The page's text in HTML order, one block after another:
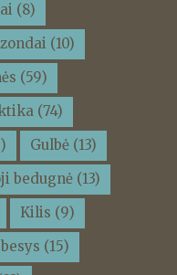
(8)
(10)
(59)
(74)
Gulbė (13)
bedugnė (13)
Kilis (9)
(15)